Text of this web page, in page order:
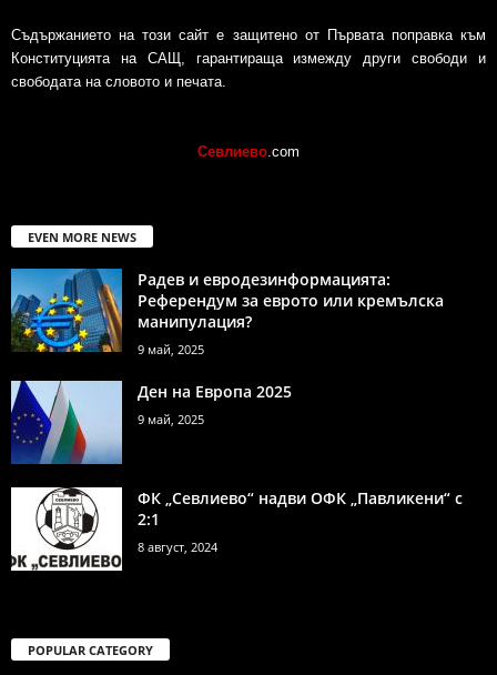
Съдържанието на този сайт е защитено от Първата поправка към
Конституцията на САЩ, гарантираща измежду други свободи и
свободата на словото и печата.
Севлиево.com
EVEN MORE NEWS
Радев и евродезинформацията:
Референдум за еврото или кремълска
манипулация?
9 май, 2025
Ден на Европа 2025
9 май, 2025
ФК „Севлиево“ надви ОФК „Павликени“ с
2:1
8 август, 2024
POPULAR CATEGORY